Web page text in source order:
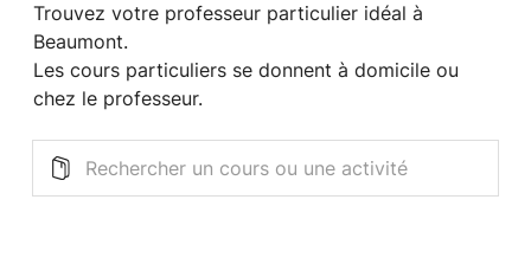
Trouvez votre professeur particulier idéal à
Beaumont.
Les cours particuliers se donnent à domicile ou
chez le professeur.